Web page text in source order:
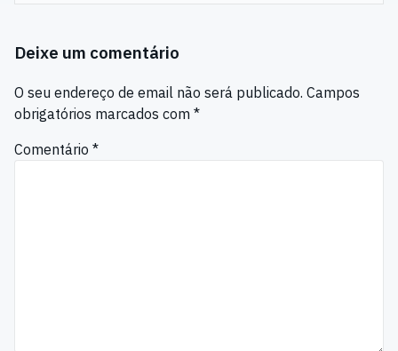
Deixe um comentário
O seu endereço de email não será publicado. Campos
obrigatórios marcados com *
Comentário *